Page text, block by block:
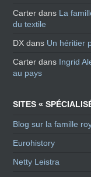
Carter dans La
du textile
DX dans Un héritier
Carter dans Ingrid
au pays
SITES «
Blog sur la famille
Eurohistory
Netty Leistra